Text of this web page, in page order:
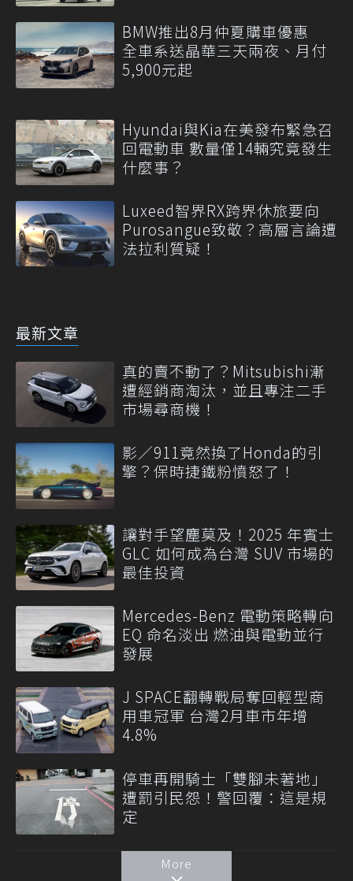
BMW推出8月仲夏購車優惠
全車系送晶華三天兩夜、月付
5,900元起
Hyundai與Kia在美發布緊急召
回電動車 數量僅14輛究竟發生
什麼事？
Luxeed智界RX跨界休旅要向
Purosangue致敬？高層言論遭
法拉利質疑！
最新文章
真的賣不動了？Mitsubishi漸
遭經銷商淘汰，並且專注二手
市場尋商機！
影／911竟然換了Honda的引
擎？保時捷鐵粉憤怒了！
讓對手望塵莫及！2025 年賓士
GLC 如何成為台灣 SUV 市場的
最佳投資
Mercedes-Benz 電動策略轉向
EQ 命名淡出 燃油與電動並行
發展
J SPACE翻轉戰局奪回輕型商
用車冠軍 台灣2月車市年增
4.8%
停車再開騎士「雙腳未著地」
遭罰引民怨！警回覆：這是規
定
More